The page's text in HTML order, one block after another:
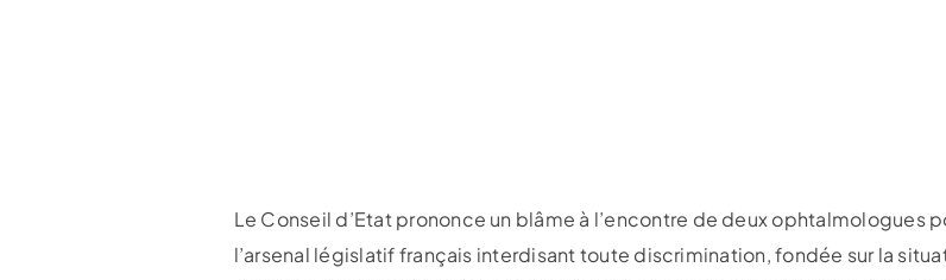
Le Conseil d’Etat prononce un blâme à l’encontre de deux ophtalmologues
l’arsenal législatif français interdisant toute discrimination, fondée sur la